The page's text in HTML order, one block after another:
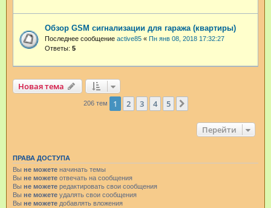
Обзор GSM сигнализации для гаража (квартиры)
Последнее сообщение active85 « Пн янв 08, 2018 17:32:27
Ответы: 5
Новая тема
206 тем 1 2 3 4 5
Перейти
ПРАВА ДОСТУПА
Вы не можете начинать темы
Вы не можете отвечать на сообщения
Вы не можете редактировать свои сообщения
Вы не можете удалять свои сообщения
Вы не можете добавлять вложения